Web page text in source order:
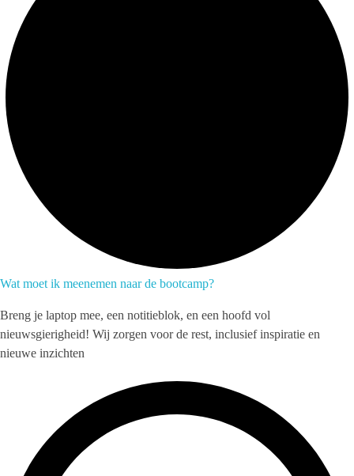
Wat moet ik meenemen naar de bootcamp?
Breng je laptop mee, een notitieblok, en een hoofd vol
nieuwsgierigheid! Wij zorgen voor de rest, inclusief inspiratie en
nieuwe inzichten